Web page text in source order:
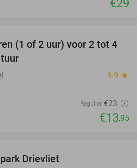
€29
39%
(1 of 2 uur) voor 2 tot 4
9.9 star
Regulier €23
€13,95
Drievliet